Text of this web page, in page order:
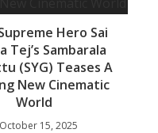
Hero Sai
Tej’s Sambarala
(SYG) Teases A
New Cinematic
World
October 15, 2025